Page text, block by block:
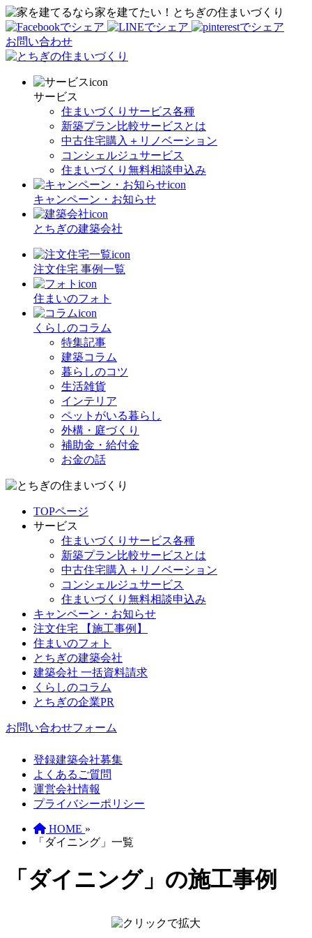
家を建てたい！とちぎの住まいづくり
お問い合わせ
サービス
住まいづくりサービス各種
新築プラン比較サービスとは
中古住宅購入＋リノベーション
コンシェルジュサービス
住まいづくり無料相談申込み
キャンペーン・お知らせ
とちぎの建築会社
注文住宅 事例一覧
住まいのフォト
くらしのコラム
特集記事
建築コラム
暮らしのコツ
生活雑貨
インテリア
ペットがいる暮らし
外構・庭づくり
補助金・給付金
お金の話
TOPページ
サービス
住まいづくりサービス各種
新築プラン比較サービスとは
中古住宅購入＋リノベーション
コンシェルジュサービス
住まいづくり無料相談申込み
キャンペーン・お知らせ
注文住宅 【施工事例】
住まいのフォト
とちぎの建築会社
建築会社 一括資料請求
くらしのコラム
とちぎの企業PR
お問い合わせフォーム
登録建築会社募集
よくあるご質問
運営会社情報
プライバシーポリシー
HOME »
「ダイニング」一覧
「ダイニング」の施工事例